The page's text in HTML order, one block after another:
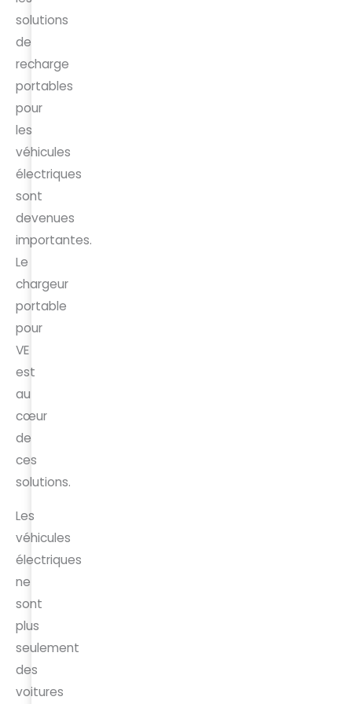
solutions
de
recharge
portables
pour
les
véhicules
électriques
sont
devenues
importantes.
Le
chargeur
portable
pour
VE
est
au
cœur
de
ces
solutions.
Les
véhicules
électriques
ne
sont
plus
seulement
des
voitures